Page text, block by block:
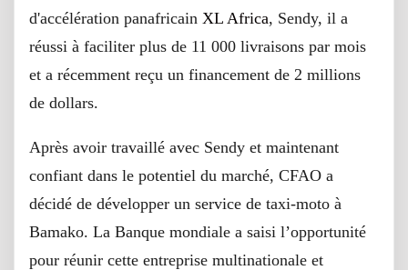
d'accélération panafricain XL Africa, Sendy, il a
réussi à faciliter plus de 11 000 livraisons par mois
et a récemment reçu un financement de 2 millions
de dollars.
Après avoir travaillé avec Sendy et maintenant
confiant dans le potentiel du marché, CFAO a
décidé de développer un service de taxi-moto à
Bamako. La Banque mondiale a saisi l’opportunité
pour réunir cette entreprise multinationale et